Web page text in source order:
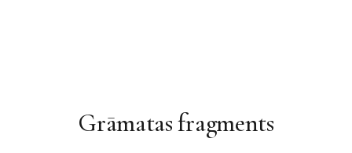
Grāmatas fragments